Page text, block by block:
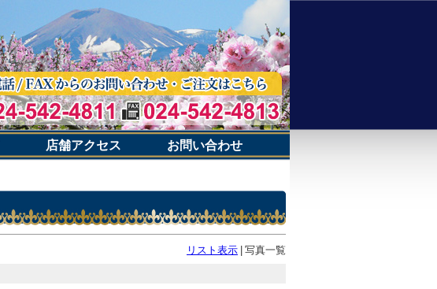
店舗アクセス お問い合わせ
リスト表示 写真一覧